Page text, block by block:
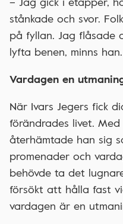
stånkade och svor.
på fyllan. Jag flåsade
lyfta benen, minns han.
Vardagen en
När Ivars Jegers fick
förändrades livet.
återhämtade han sig
promenader och
behövde ta det
försökt att hålla fast
vardagen är en